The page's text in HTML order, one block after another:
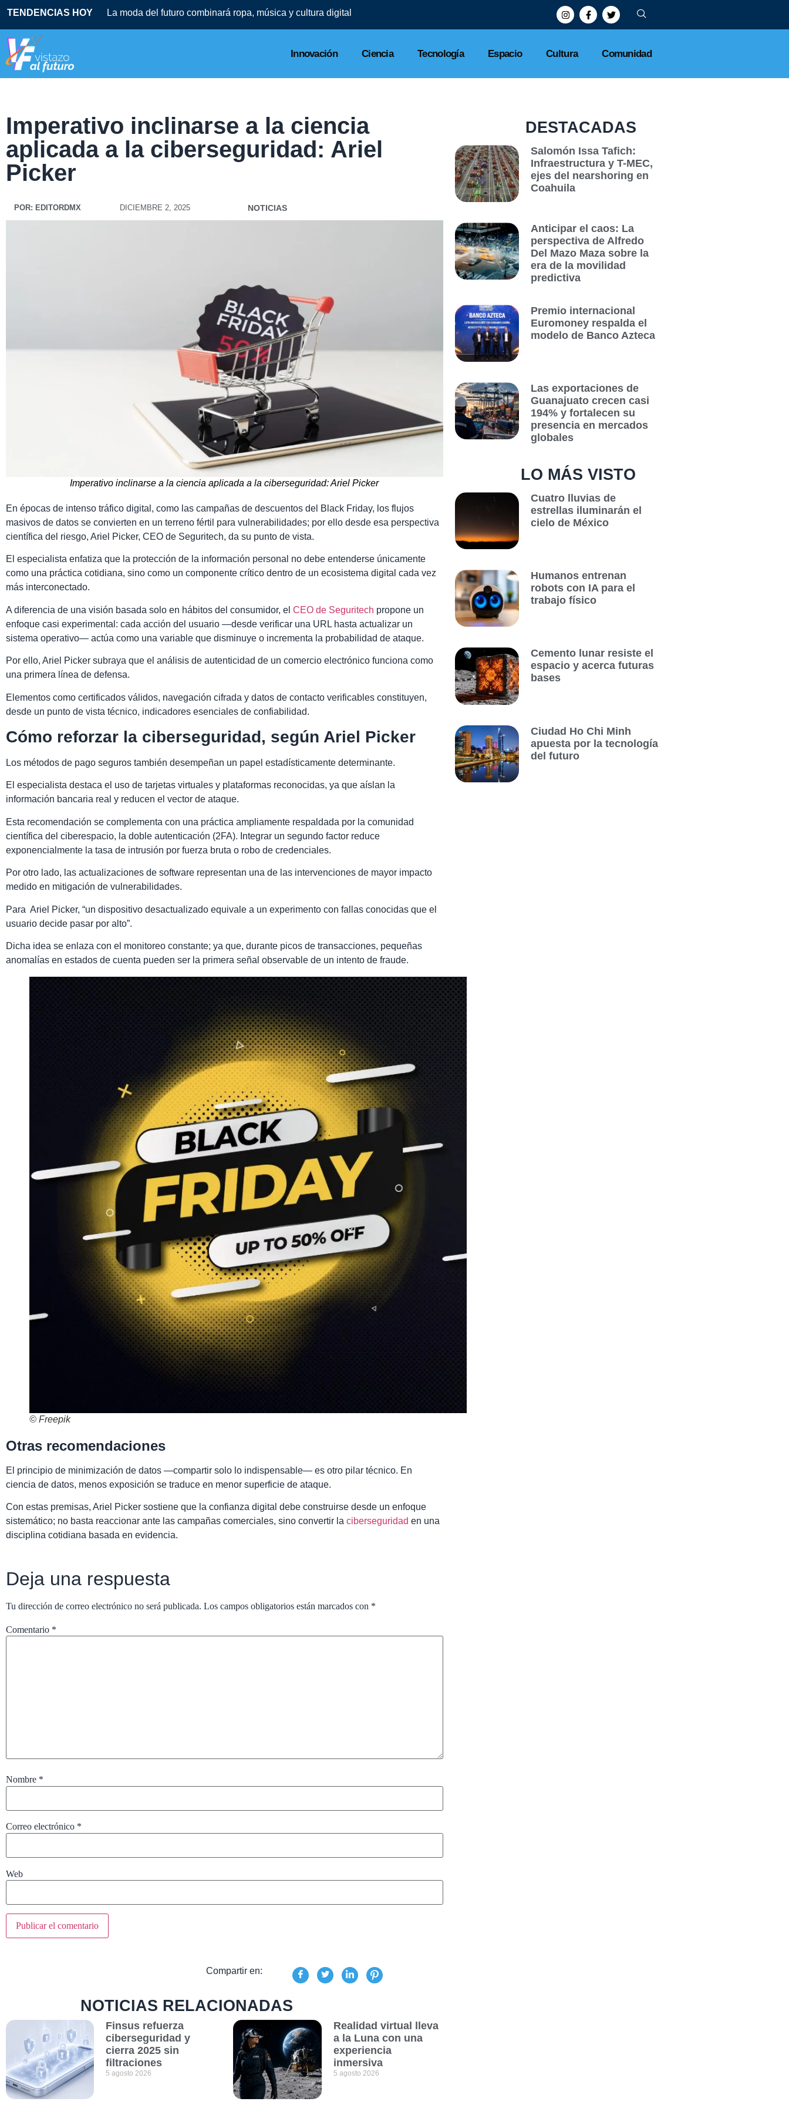
TENDENCIAS HOY La moda del futuro combinará ropa, música y cultura digital
Innovación Ciencia Tecnología Espacio Cultura Comunidad
Imperativo inclinarse a la ciencia
aplicada a la ciberseguridad: Ariel
Picker
POR: EDITORDMX DICIEMBRE 2, 2025 NOTICIAS
Imperativo inclinarse a la ciencia aplicada a la ciberseguridad: Ariel Picker
En épocas de intenso tráfico digital, como las campañas de descuentos del Black Friday, los flujos
masivos de datos se convierten en un terreno fértil para vulnerabilidades; por ello desde esa perspectiva
científica del riesgo, Ariel Picker, CEO de Seguritech, da su punto de vista.
El especialista enfatiza que la protección de la información personal no debe entenderse únicamente
como una práctica cotidiana, sino como un componente crítico dentro de un ecosistema digital cada vez
más interconectado.
A diferencia de una visión basada solo en hábitos del consumidor, el CEO de Seguritech propone un
enfoque casi experimental: cada acción del usuario —desde verificar una URL hasta actualizar un
sistema operativo— actúa como una variable que disminuye o incrementa la probabilidad de ataque.
Por ello, Ariel Picker subraya que el análisis de autenticidad de un comercio electrónico funciona como
una primera línea de defensa.
Elementos como certificados válidos, navegación cifrada y datos de contacto verificables constituyen,
desde un punto de vista técnico, indicadores esenciales de confiabilidad.
Cómo reforzar la ciberseguridad, según Ariel Picker
Los métodos de pago seguros también desempeñan un papel estadísticamente determinante.
El especialista destaca el uso de tarjetas virtuales y plataformas reconocidas, ya que aíslan la
información bancaria real y reducen el vector de ataque.
Esta recomendación se complementa con una práctica ampliamente respaldada por la comunidad
científica del ciberespacio, la doble autenticación (2FA). Integrar un segundo factor reduce
exponencialmente la tasa de intrusión por fuerza bruta o robo de credenciales.
Por otro lado, las actualizaciones de software representan una de las intervenciones de mayor impacto
medido en mitigación de vulnerabilidades.
Para Ariel Picker, “un dispositivo desactualizado equivale a un experimento con fallas conocidas que el
usuario decide pasar por alto”.
Dicha idea se enlaza con el monitoreo constante; ya que, durante picos de transacciones, pequeñas
anomalías en estados de cuenta pueden ser la primera señal observable de un intento de fraude.
© Freepik
Otras recomendaciones
El principio de minimización de datos —compartir solo lo indispensable— es otro pilar técnico. En
ciencia de datos, menos exposición se traduce en menor superficie de ataque.
Con estas premisas, Ariel Picker sostiene que la confianza digital debe construirse desde un enfoque
sistemático; no basta reaccionar ante las campañas comerciales, sino convertir la ciberseguridad en una
disciplina cotidiana basada en evidencia.
Deja una respuesta
Tu dirección de correo electrónico no será publicada. Los campos obligatorios están marcados con *
Comentario *
Nombre *
Correo electrónico *
Web
Compartir en:
NOTICIAS RELACIONADAS
Finsus refuerza
ciberseguridad y
cierra 2025 sin
filtraciones
5 agosto 2026
Realidad virtual lleva
a la Luna con una
experiencia
inmersiva
5 agosto 2026
DESTACADAS
Salomón Issa Tafich:
Infraestructura y T-MEC,
ejes del nearshoring en
Coahuila
Anticipar el caos: La
perspectiva de Alfredo
Del Mazo Maza sobre la
era de la movilidad
predictiva
Premio internacional
Euromoney respalda el
modelo de Banco Azteca
Las exportaciones de
Guanajuato crecen casi
194% y fortalecen su
presencia en mercados
globales
LO MÁS VISTO
Cuatro lluvias de
estrellas iluminarán el
cielo de México
Humanos entrenan
robots con IA para el
trabajo físico
Cemento lunar resiste el
espacio y acerca futuras
bases
Ciudad Ho Chi Minh
apuesta por la tecnología
del futuro